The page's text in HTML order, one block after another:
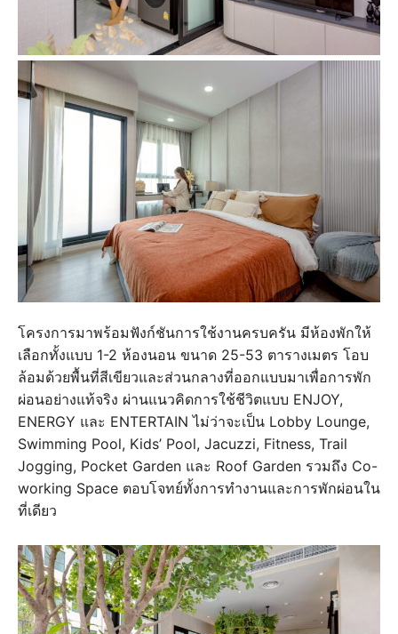
โครงการมาพร้อมฟังก์ชันการใช้งานครบครัน มีห้องพักให้
เลือกทั้งแบบ 1-2 ห้องนอน ขนาด 25-53 ตารางเมตร โอบ
ล้อมด้วยพื้นที่สีเขียวและส่วนกลางที่ออกแบบมาเพื่อการพัก
ผ่อนอย่างแท้จริง ผ่านแนวคิดการใช้ชีวิตแบบ ENJOY,
ENERGY และ ENTERTAIN ไม่ว่าจะเป็น Lobby Lounge,
Swimming Pool, Kids’ Pool, Jacuzzi, Fitness, Trail
Jogging, Pocket Garden และ Roof Garden รวมถึง Co-
working Space ตอบโจทย์ทั้งการทำงานและการพักผ่อนใน
ที่เดียว